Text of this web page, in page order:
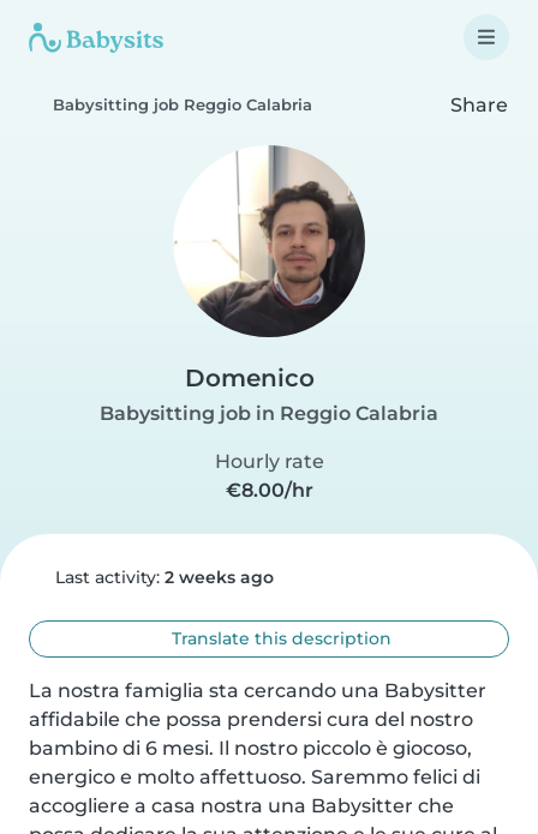
Babysitting job Reggio Calabria Share
Domenico
Babysitting job in Reggio Calabria
Hourly rate
€8.00/hr
Last activity: 2 weeks ago
Translate this description
La nostra famiglia sta cercando una Babysitter
affidabile che possa prendersi cura del nostro
bambino di 6 mesi. Il nostro piccolo è giocoso,
energico e molto affettuoso. Saremmo felici di
accogliere a casa nostra una Babysitter che